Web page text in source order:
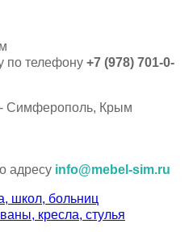
по телефону +7 (978) 701-0-
адресу info@mebel-sim.ru